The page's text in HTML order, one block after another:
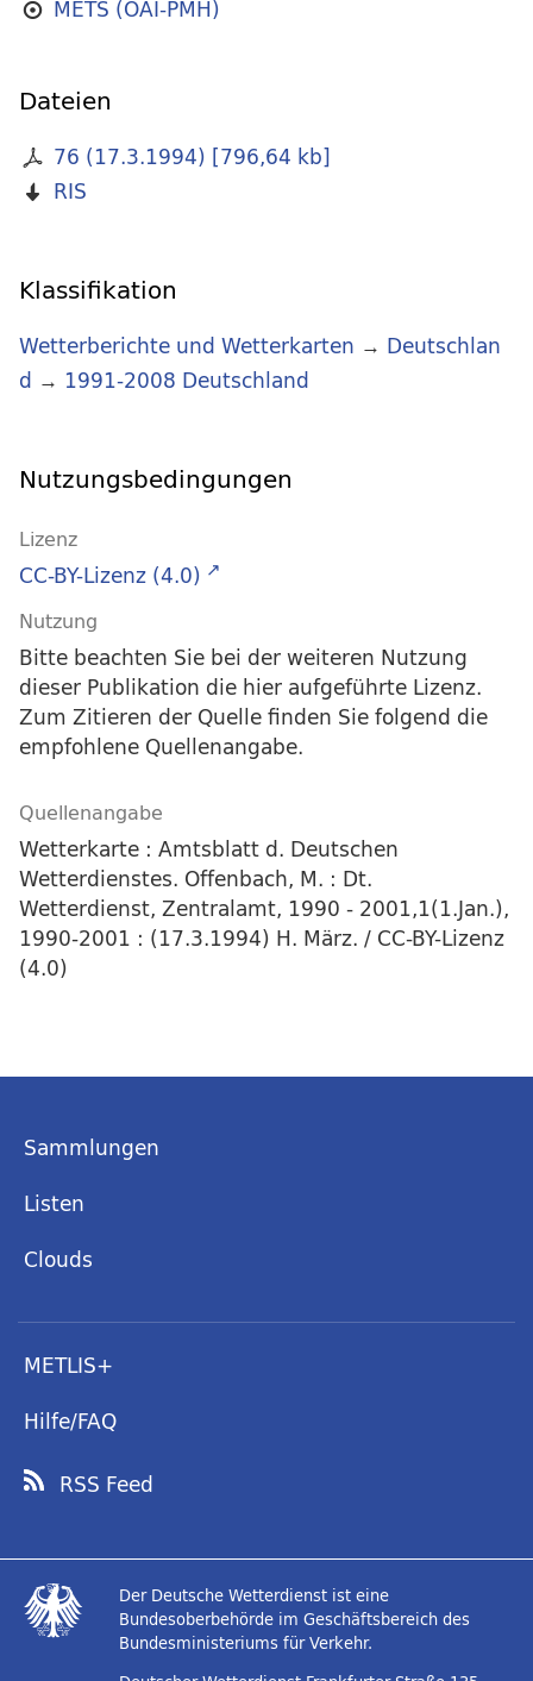
METS (OAI-PMH)
Dateien
76 (17.3.1994) [796,64 kb]
RIS
Klassifikation
Wetterberichte und Wetterkarten → Deutschlan
d → 1991-2008 Deutschland
Nutzungsbedingungen
Lizenz
CC-BY-Lizenz (4.0)
Nutzung
Bitte beachten Sie bei der weiteren Nutzung
dieser Publikation die hier aufgeführte Lizenz.
Zum Zitieren der Quelle finden Sie folgend die
empfohlene Quellenangabe.
Quellenangabe
Wetterkarte : Amtsblatt d. Deutschen
Wetterdienstes. Offenbach, M. : Dt.
Wetterdienst, Zentralamt, 1990 - 2001,1(1.Jan.),
1990-2001 : (17.3.1994) H. März. / CC-BY-Lizenz
(4.0)
Sammlungen
Listen
Clouds
METLIS+
Hilfe/FAQ
RSS Feed
Der Deutsche Wetterdienst ist eine
Bundesoberbehörde im Geschäftsbereich des
Bundesministeriums für Verkehr.